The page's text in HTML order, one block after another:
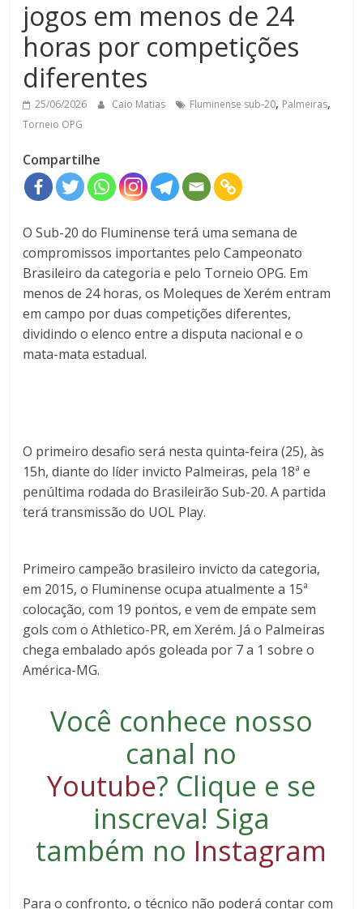
jogos em menos de 24
horas por competições
diferentes
25/06/2026 Caio Matias Fluminense sub-20, Palmeiras,
Torneio OPG
Compartilhe
O Sub-20 do Fluminense terá uma semana de
compromissos importantes pelo Campeonato
Brasileiro da categoria e pelo Torneio OPG. Em
menos de 24 horas, os Moleques de Xerém entram
em campo por duas competições diferentes,
dividindo o elenco entre a disputa nacional e o
mata-mata estadual.
O primeiro desafio será nesta quinta-feira (25), às
15h, diante do líder invicto Palmeiras, pela 18ª e
penúltima rodada do Brasileirão Sub-20. A partida
terá transmissão do UOL Play.
Primeiro campeão brasileiro invicto da categoria,
em 2015, o Fluminense ocupa atualmente a 15ª
colocação, com 19 pontos, e vem de empate sem
gols com o Athletico-PR, em Xerém. Já o Palmeiras
chega embalado após goleada por 7 a 1 sobre o
América-MG.
Você conhece nosso
canal no
Youtube? Clique e se
inscreva! Siga
também no Instagram
Para o confronto, o técnico não poderá contar com